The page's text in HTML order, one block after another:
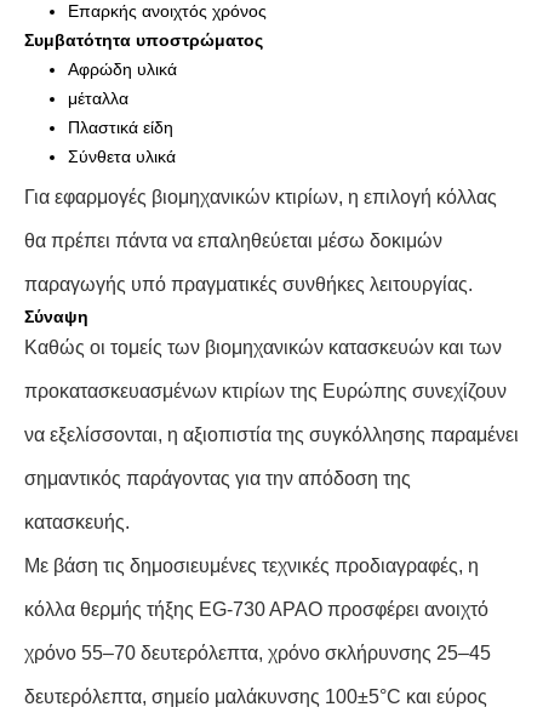
Επαρκής ανοιχτός χρόνος
Συμβατότητα υποστρώματος
Αφρώδη υλικά
μέταλλα
Πλαστικά είδη
Σύνθετα υλικά
Για εφαρμογές βιομηχανικών κτιρίων, η επιλογή κόλλας
θα πρέπει πάντα να επαληθεύεται μέσω δοκιμών
παραγωγής υπό πραγματικές συνθήκες λειτουργίας.
Σύναψη
Καθώς οι τομείς των βιομηχανικών κατασκευών και των
προκατασκευασμένων κτιρίων της Ευρώπης συνεχίζουν
να εξελίσσονται, η αξιοπιστία της συγκόλλησης παραμένει
σημαντικός παράγοντας για την απόδοση της
κατασκευής.
Με βάση τις δημοσιευμένες τεχνικές προδιαγραφές, η
κόλλα θερμής τήξης EG-730 APAO προσφέρει ανοιχτό
χρόνο 55–70 δευτερόλεπτα, χρόνο σκλήρυνσης 25–45
δευτερόλεπτα, σημείο μαλάκυνσης 100±5°C και εύρος